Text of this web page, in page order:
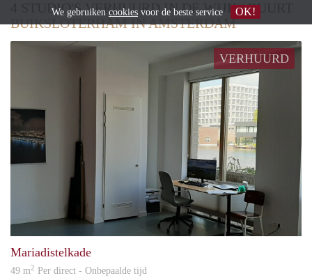
4 STUDIO'S VERHUURD IN DE WIJK / BUURT
BUIKSLOTERHAM IN AMSTERDAM
VERHUURD
Mariadistelkade
49 m2 Per direct - Onbepaalde tijd
We gebruiken cookies voor de beste service OK!